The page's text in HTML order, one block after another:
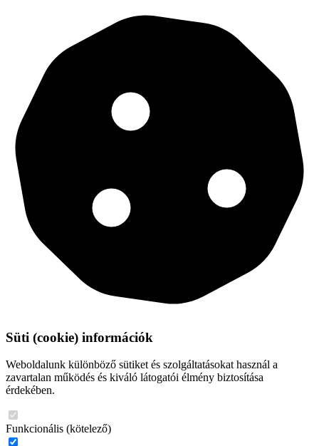
Süti (cookie) információk
Weboldalunk különböző sütiket és szolgáltatásokat használ a
zavartalan működés és kiváló látogatói élmény biztosítása
érdekében.
Funkcionális (kötelező)